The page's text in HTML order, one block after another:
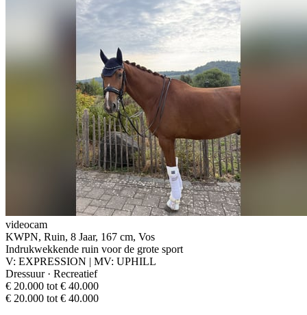
videocam
KWPN, Ruin, 8 Jaar, 167 cm, Vos
Indrukwekkende ruin voor de grote sport
V: EXPRESSION | MV: UPHILL
Dressuur · Recreatief
€ 20.000 tot € 40.000
€ 20.000 tot € 40.000